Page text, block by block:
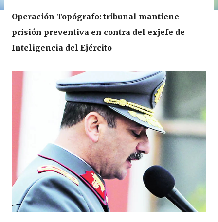
Operación Topógrafo: tribunal mantiene
prisión preventiva en contra del exjefe de
Inteligencia del Ejército